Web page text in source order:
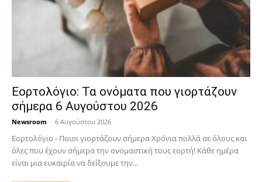
Εορτολόγιο: Τα ονόματα που γιορτάζουν
σήμερα 6 Αυγούστου 2026
Newsroom - 6 Αυγούστου 2026
Εορτολόγιο - Ποιοι γιορτάζουν σήμερα Χρόνια πολλά σε όλους και
όλες που έχουν σήμερα την ονομαστική τους εορτή! Κάθε ημέρα
είναι μια ευκαιρία να δείξουμε την...